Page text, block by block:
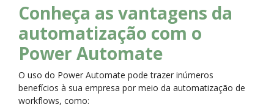
Conheça as vantagens da
automatização com o
Power Automate
O uso do Power Automate pode trazer inúmeros
benefícios à sua empresa por meio da automatização de
workflows, como: